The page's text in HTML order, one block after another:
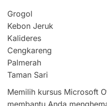
Grogol
Kebon Jeruk
Kalideres
Cengkareng
Palmerah
Taman Sari
Memilih kursus Microsoft
membantu Anda